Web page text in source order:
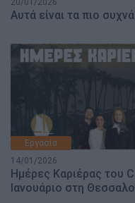
20/01/2026
Αυτά είναι τα πιο
Εργασία
14/01/2026
Ημέρες Καριέρας του
Ιανουάριο στη